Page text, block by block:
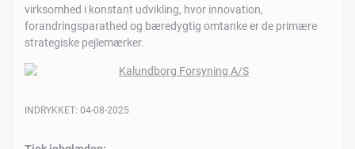
virksomhed i konstant udvikling, hvor innovation,
forandringsparathed og bæredygtig omtanke er de primære
strategiske pejlemærker.
INDRYKKET: 04-08-2025